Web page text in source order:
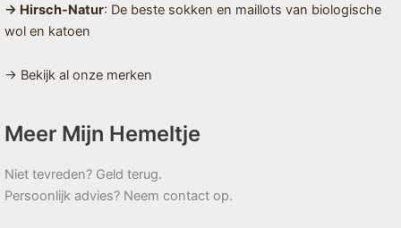
→ Hirsch-Natur: De beste sokken en maillots van biologische
wol en katoen
→ Bekijk al onze merken
Meer Mijn Hemeltje
Niet tevreden? Geld terug.
Persoonlijk advies? Neem contact op.